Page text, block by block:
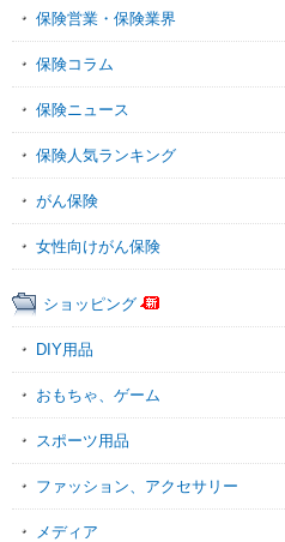
保険営業・保険業界
保険コラム
保険ニュース
保険人気ランキング
がん保険
女性向けがん保険
ショッピング
DIY用品
おもちゃ、ゲーム
スポーツ用品
ファッション、アクセサリー
メディア